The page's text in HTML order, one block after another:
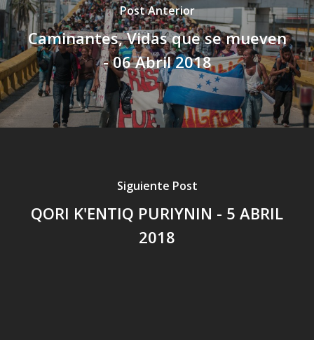
Post Anterior
Caminantes, Vidas que se mueven
- 06 Abril 2018
Siguiente Post
QORI K'ENTIQ PURIYNIN - 5 ABRIL
2018